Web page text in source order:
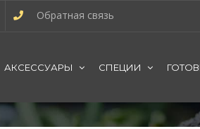
Обратная связь
АКСЕССУАРЫ СПЕЦИИ